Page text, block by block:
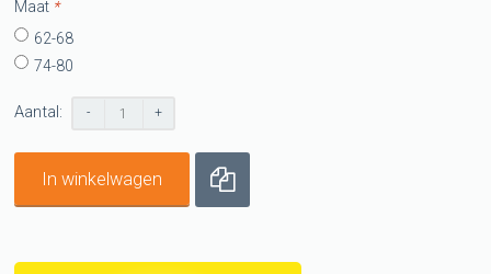
*
Maat
62-68
74-80
Aantal: - +
In winkelwagen